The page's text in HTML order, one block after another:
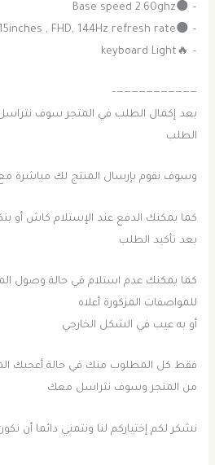
– 🌑Base speed 2.60ghz
– 🌑15inches , FHD, 144Hz refresh rate
– 🔥keyboard Light
———————————–
بعد إكمال الطلب في المتجر سوف
الطلب
وسوف نقوم بإرسال المنتج لك مباشرة مع
كما يمكنك الدفع عند الإستلام كاش أو
بعد تأكيد الطلب
كما يمكنك عدم استلام في حالة وصول
للمواصفات المزكورة أعلاه
أو به عيب في الشكل الخارجي
فقط كل المطلوب منك في حالة أعجبك
من المتجر وسوف نتراسل معك
نشكر لكم إختياركم لنا ونتمني دائما أن